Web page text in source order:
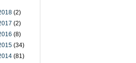
(2)
(2)
(8)
(34)
(81)